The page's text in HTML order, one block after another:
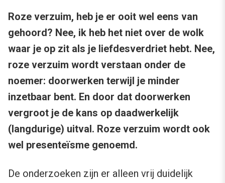
Roze verzuim, heb je er ooit wel eens van
gehoord? Nee, ik heb het niet over de wolk
waar je op zit als je liefdesverdriet hebt. Nee,
roze verzuim wordt verstaan onder de
noemer: doorwerken terwijl je minder
inzetbaar bent. En door dat doorwerken
vergroot je de kans op daadwerkelijk
(langdurige) uitval. Roze verzuim wordt ook
wel presenteïsme genoemd.
De onderzoeken zijn er alleen vrij duidelijk